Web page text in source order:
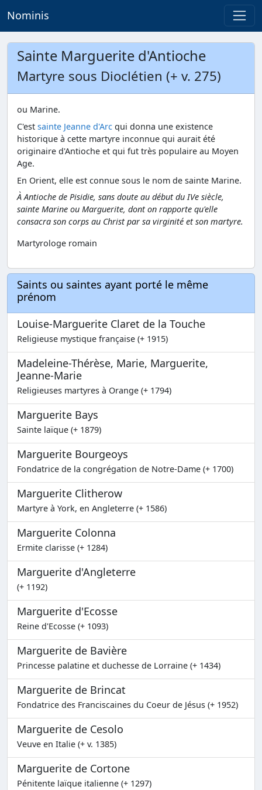
Nominis
Sainte Marguerite d'Antioche
Martyre sous Dioclétien (+ v. 275)
ou Marine.
C'est sainte Jeanne d'Arc qui donna une existence
historique à cette martyre inconnue qui aurait été
originaire d'Antioche et qui fut très populaire au Moyen
Age.
En Orient, elle est connue sous le nom de sainte Marine.
À Antioche de Pisidie, sans doute au début du IVe siècle,
sainte Marine ou Marguerite, dont on rapporte qu'elle
consacra son corps au Christ par sa virginité et son martyre.
Martyrologe romain
Saints ou saintes ayant porté le même
prénom
Louise-Marguerite Claret de la Touche
Religieuse mystique française (+ 1915)
Madeleine-Thérèse, Marie, Marguerite,
Jeanne-Marie
Religieuses martyres à Orange (+ 1794)
Marguerite Bays
Sainte laïque (+ 1879)
Marguerite Bourgeoys
Fondatrice de la congrégation de Notre-Dame (+ 1700)
Marguerite Clitherow
Martyre à York, en Angleterre (+ 1586)
Marguerite Colonna
Ermite clarisse (+ 1284)
Marguerite d'Angleterre
(+ 1192)
Marguerite d'Ecosse
Reine d'Ecosse (+ 1093)
Marguerite de Bavière
Princesse palatine et duchesse de Lorraine (+ 1434)
Marguerite de Brincat
Fondatrice des Franciscaines du Coeur de Jésus (+ 1952)
Marguerite de Cesolo
Veuve en Italie (+ v. 1385)
Marguerite de Cortone
Pénitente laïque italienne (+ 1297)